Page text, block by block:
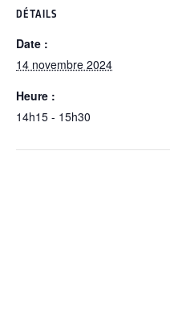
DÉTAILS
Date :
14 novembre 2024
Heure :
14h15 - 15h30